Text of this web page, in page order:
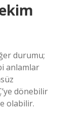
durumu;
anlamlar
dönebilir
olabilir.